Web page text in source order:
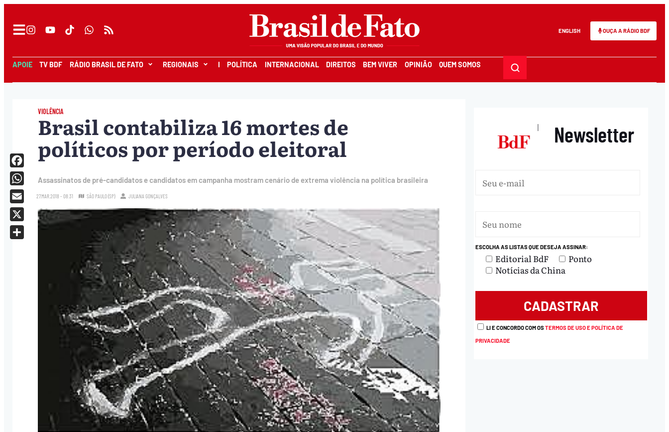
ENGLISH OUÇA A RÁDIO BDF
APOIE TV BDF RÁDIO BRASIL DE FATO REGIONAIS I POLÍTICA INTERNACIONAL DIREITOS BEM VIVER OPINIÃO QUEM SOMOS
VIOLÊNCIA
Brasil contabiliza 16 mortes de
políticos por período eleitoral
Assassinatos de pré-candidatos e candidatos em campanha mostram cenário de extrema violência na política brasileira
27.MAR.2018 - 08:31 SÃO PAULO (SP) JULIANA GONÇALVES
Facebook
WhatsApp
Email
X
| Newsletter
ESCOLHA AS LISTAS QUE DESEJA ASSINAR:
Editorial BdF
Ponto
Notícias da China
LI E CONCORDO COM OSTERMOS DE USO E POLÍTICA DE
PRIVACIDADE